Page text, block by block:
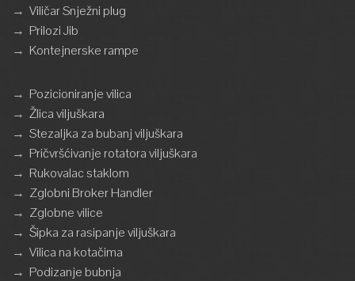
→ Viličar Snježni plug
→ Prilozi Jib
→ Kontejnerske rampe
→ Pozicioniranje vilica
→ Žlica viljuškara
→ Stezaljka za bubanj viljuškara
→ Pričvršćivanje rotatora viljuškara
→ Rukovalac staklom
→ Zglobni Broker Handler
→ Zglobne vilice
→ Šipka za rasipanje viljuškara
→ Vilica na kotačima
→ Podizanje bubnja